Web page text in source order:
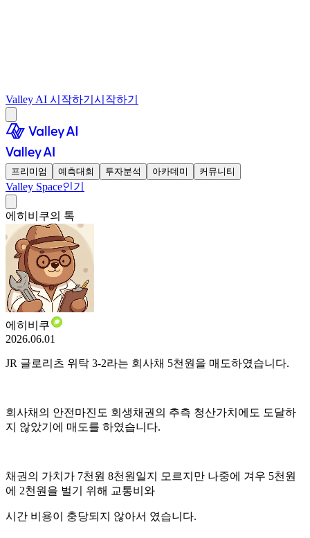
Valley AI 시작하기 시작하기
프리미엄 예측대회 투자분석 아카데미 커뮤니티
Valley Space인기
에히비쿠의 톡
에히비쿠
2026.06.01
JR 글로리츠 위탁 3-2라는 회사채 5천원을 매도하였습니다.
회사채의 안전마진도 회생채권의 추측 청산가치에도 도달하
지 않았기에 매도를 하였습니다.
채권의 가치가 7천원 8천원일지 모르지만 나중에 겨우 5천원
에 2천원을 벌기 위해 교통비와
시간 비용이 충당되지 않아서 였습니다.